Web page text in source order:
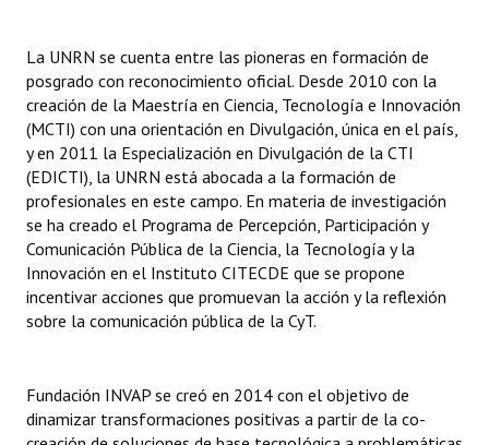
La UNRN se cuenta entre las pioneras en formación de
posgrado con reconocimiento oficial. Desde 2010 con la
creación de la Maestría en Ciencia, Tecnología e Innovación
(MCTI) con una orientación en Divulgación, única en el país,
y en 2011 la Especialización en Divulgación de la CTI
(EDICTI), la UNRN está abocada a la formación de
profesionales en este campo. En materia de investigación
se ha creado el Programa de Percepción, Participación y
Comunicación Pública de la Ciencia, la Tecnología y la
Innovación en el Instituto CITECDE que se propone
incentivar acciones que promuevan la acción y la reflexión
sobre la comunicación pública de la CyT.
Fundación INVAP se creó en 2014 con el objetivo de
dinamizar transformaciones positivas a partir de la co-